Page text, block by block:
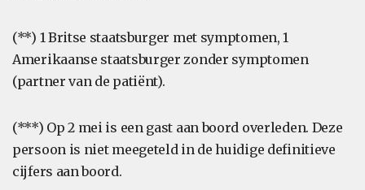
(**) 1 Britse staatsburger met symptomen, 1
Amerikaanse staatsburger zonder symptomen
(partner van de patiënt).
(***) Op 2 mei is een gast aan boord overleden. Deze
persoon is niet meegeteld in de huidige definitieve
cijfers aan boord.